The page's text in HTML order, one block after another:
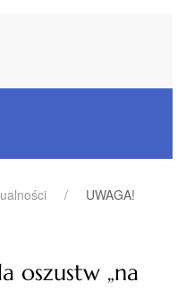
UWAGA!
oszustw „na